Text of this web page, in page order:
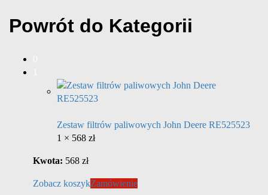
Powrót do Kategorii
Zestaw filtrów paliwowych John Deere RE525523
1 × 568 zł
Kwota: 568 zł
Zobacz koszykZamówienie